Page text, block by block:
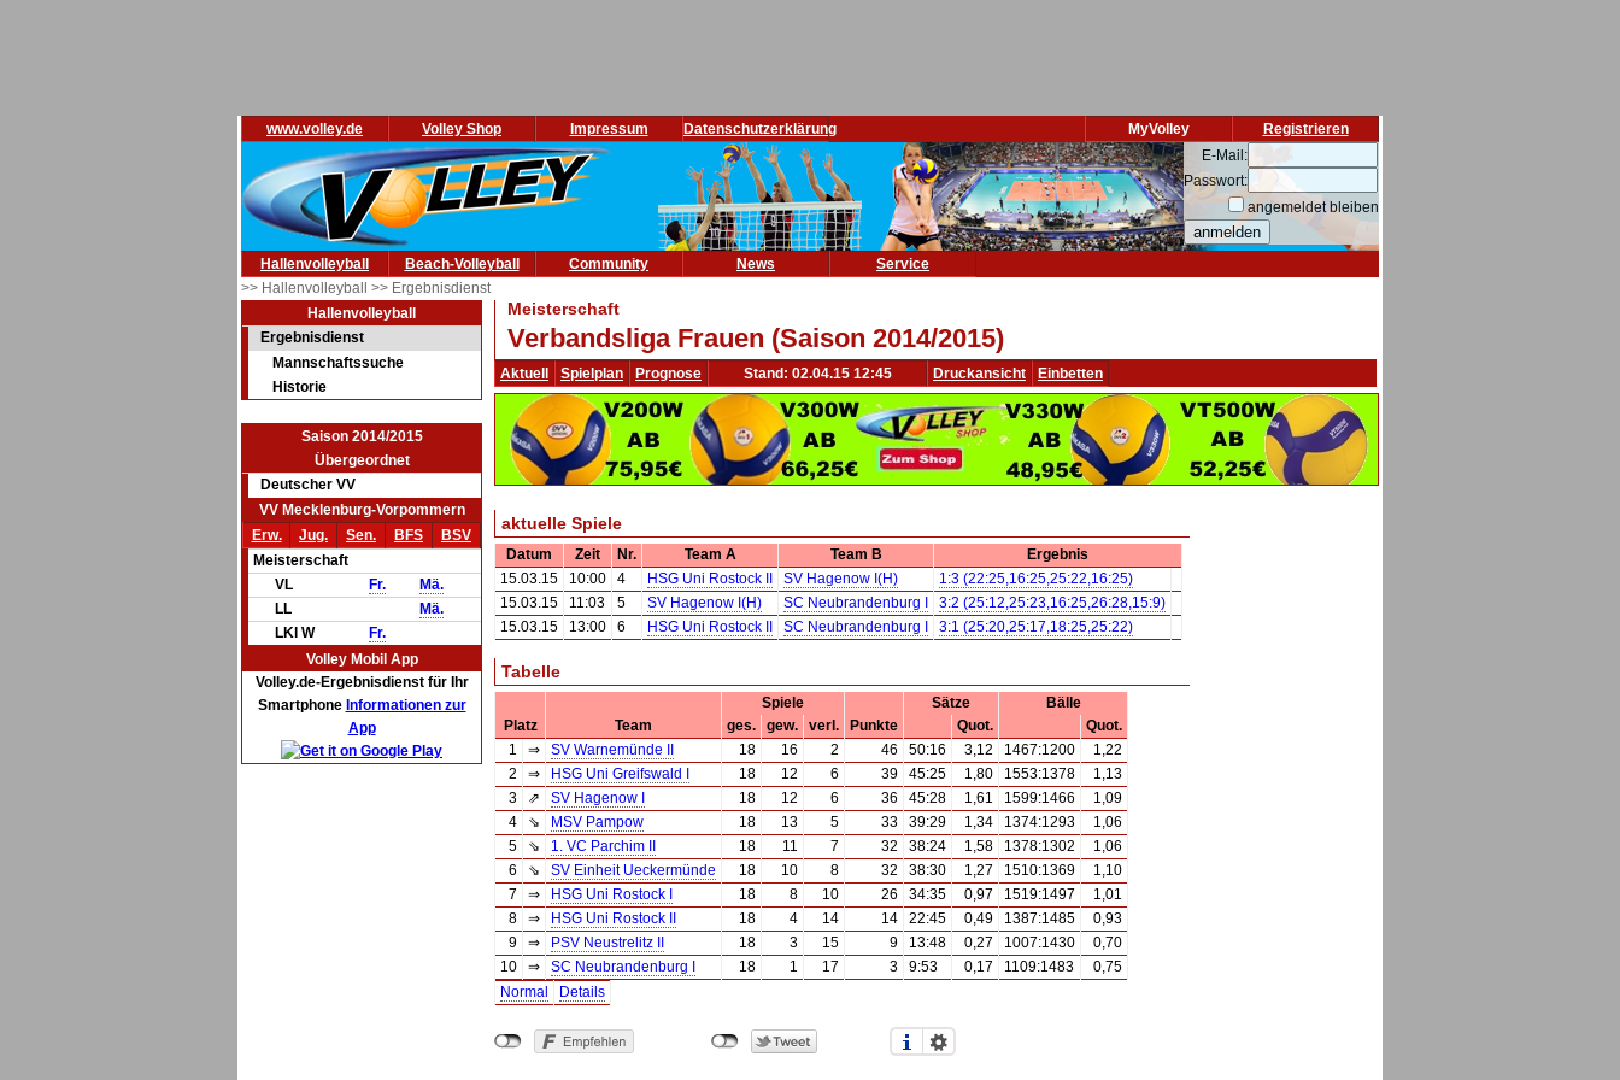
www.volley.de Volley Shop Impressum Datenschutzerklärung Registrieren
MyVolley
E-Mail:
Passwort:
angemeldet bleiben
Hallenvolleyball Beach-Volleyball Community News
Service
>> Hallenvolleyball >> Ergebnisdienst
Hallenvolleyball
Ergebnisdienst
Mannschaftssuche
Historie
Saison 2014/2015
Übergeordnet
Deutscher VV
VV Mecklenburg-Vorpommern
Erw.
Jug. Sen. BFS
BSV
Meisterschaft
VL
Fr.
Mä.
LL
Mä.
LKl W
Fr.
Volley Mobil App
Volley.de-Ergebnisdienst für Ihr
Smartphone Informationen zur
App
Meisterschaft
Verbandsliga Frauen (Saison 2014/2015)
Aktuell Spielplan Prognose Stand: 02.04.15 12:45 Druckansicht Einbetten
aktuelle Spiele
Datum Zeit Nr. Team A Team B
Ergebnis
15.03.15
10:00 4 HSG Uni Rostock II SV Hagenow I(H)
1:3 (22:25,16:25,25:22,16:25)
15.03.15
11:03 5 SV Hagenow I(H) SC Neubrandenburg I
3:2 (25:12,25:23,16:25,26:28,15:9)
15.03.15
13:00 6 HSG Uni Rostock II SC Neubrandenburg I 3:1 (25:20,25:17,18:25,25:22)
Tabelle
Spiele Sätze
Bälle
Platz
Team ges. gew. verl. Punkte Quot.
Quot.
1
⇒ SV Warnemünde II 18 16 2 46 50:16 3,12 1467:1200
1,22
2
⇒ HSG Uni Greifswald I 18 12 6 39 45:25 1,80 1553:1378
1,13
3
⇗ SV Hagenow I 18 12 6 36 45:28 1,61 1599:1466
1,09
4
⇘ MSV Pampow 18 13 5 33 39:29 1,34 1374:1293
1,06
5
⇘ 1. VC Parchim II 18 11 7 32 38:24 1,58 1378:1302
1,06
6
⇘ SV Einheit Ueckermünde 18 10 8 32 38:30 1,27 1510:1369
1,10
7
⇒ HSG Uni Rostock I 18 8 10 26 34:35 0,97 1519:1497
1,01
8
⇒ HSG Uni Rostock II 18 4 14 14 22:45 0,49 1387:1485
0,93
9
⇒ PSV Neustrelitz II 18 3 15 9 13:48 0,27 1007:1430
0,70
10
⇒ SC Neubrandenburg I 18 1 17 3 9:53 0,17 1109:1483
0,75
Normal
Details